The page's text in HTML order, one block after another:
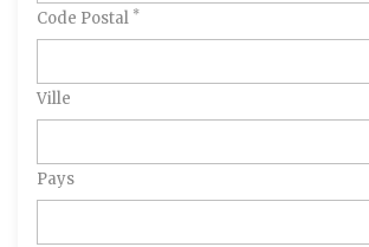
Code Postal *
Ville
Pays